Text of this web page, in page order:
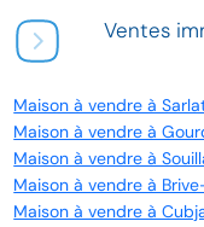
Ventes
Maison à vendre à
Maison à vendre à
Maison à vendre à
Maison à vendre à
Maison à vendre à